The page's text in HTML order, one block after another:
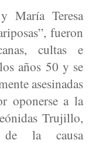
María Teresa
fueron
cultas e
años 50 y se
asesinadas
oponerse a la
Trujillo,
de la causa